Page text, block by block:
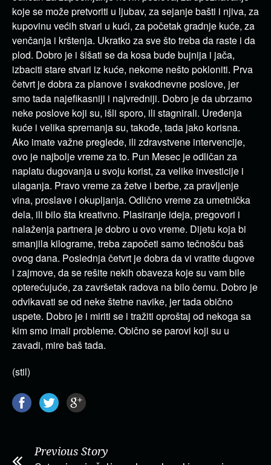
koje se može pretvoriti u ljubav, za sejanje bašti i njiva, za
kupovinu većih stvari u kući, za početak gradnje kuće, za
venčanja i krštenja. Ukratko za sve što treba da raste i da
plod. Dobro je i šišati se da kosa bude bujnija i jača,
izbaciti stare stvari iz kuće, nekome nešto pokloniti. Prva
četvrt je dobra za planove i svakodnevne poslove, jer
smo tada najefikasniji i najvredniji. Dobro je da ubrzamo
neke poslove koji su, išli sporo, ili stagnirali. Uređenja
kuće i velika spremanja su, takođe, tada jako korisna.
Ako imate važne preglede, ili zdravstvene intervencije,
ovo je najbolje vreme za to. Pun Mesec je odličan za
naplatu dugovanja u svoju korist, za velike investicije i
ulaganja. Pravo vreme za žetve i berbe, za pravljenje
vina, proslave i okupljanja. Odlično vreme za umetnička
dela, ili bilo šta kreativno. Plasiranje ideja, pregovori i
nalaženja partnera je dobro u ovo vreme. Dijetu koja bi
smanjila kilograme, treba započeti samo tečnošću baš
ovog dana. Poslednja četvrt je dobra da vi vratite dugove
i zajmove, da se rešite nekih obaveza koje su vam bile
opterećujuće, za završetak radova na bilo čemu. Dobro je
odvikavati se od neke štetne navike, jer tada obično
uspete. Dobro je i miriti se i tražiti oproštaj od nekoga sa
kim smo imali probleme. Obično se parovi koji su u
zavadi, mire baš tada.
(stil)
Previous Story